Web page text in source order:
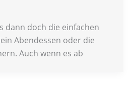
dann doch die einfachen
Abendessen oder die
Auch wenn es ab